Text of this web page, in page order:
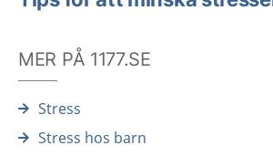
MER PÅ 1177.SE
Stress
Stress hos barn